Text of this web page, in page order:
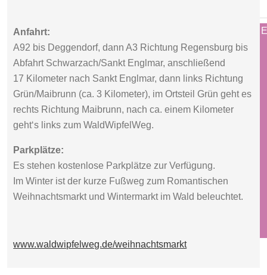
Aus datenschutzrechtlichen Gründen benötigt YouTube Ihre
geladen zu werden.
AKZEPTIEREN
Anfahrt:
A92 bis Deggendorf, dann A3 Richtung Regensburg bis
Abfahrt Schwarzach/Sankt Englmar, anschließend
17 Kilometer nach Sankt Englmar, dann links Richtung
Grün/Maibrunn (ca. 3 Kilometer), im Ortsteil Grün geht es
rechts Richtung Maibrunn, nach ca. einem Kilometer
geht‘s links zum WaldWipfelWeg.
Parkplätze:
Es stehen kostenlose Parkplätze zur Verfügung.
Im Winter ist der kurze Fußweg zum Romantischen
Weihnachtsmarkt und Wintermarkt im Wald beleuchtet.
www.waldwipfelweg.de/weihnachtsmarkt